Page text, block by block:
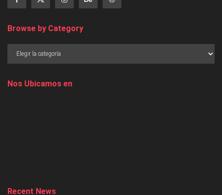
Browse by Category
Nos Ubicamos en
Recent News